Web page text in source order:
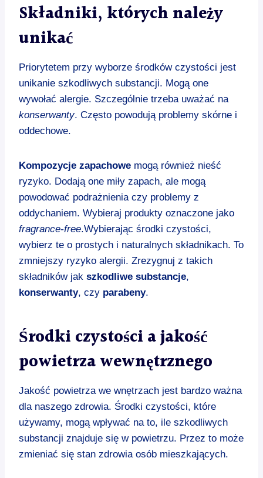
Składniki, których należy
unikać
Priorytetem przy wyborze środków czystości jest
unikanie szkodliwych substancji. Mogą one
wywołać alergie. Szczególnie trzeba uważać na
konserwanty. Często powodują problemy skórne i
oddechowe.
Kompozycje zapachowe mogą również nieść
ryzyko. Dodają one miły zapach, ale mogą
powodować podrażnienia czy problemy z
oddychaniem. Wybieraj produkty oznaczone jako
fragrance-free.Wybierając środki czystości,
wybierz te o prostych i naturalnych składnikach. To
zmniejszy ryzyko alergii. Zrezygnuj z takich
składników jak szkodliwe substancje,
konserwanty, czy parabeny.
Środki czystości a jakość
powietrza wewnętrznego
Jakość powietrza we wnętrzach jest bardzo ważna
dla naszego zdrowia. Środki czystości, które
używamy, mogą wpływać na to, ile szkodliwych
substancji znajduje się w powietrzu. Przez to może
zmieniać się stan zdrowia osób mieszkających.